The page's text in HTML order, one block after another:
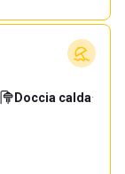
Doccia calda·